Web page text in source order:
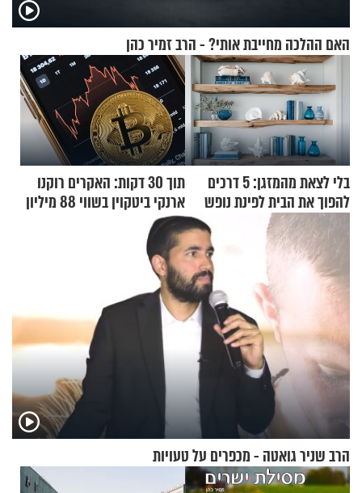
האם ההלכה מחייבת אותי? - הרב זמיר כהן
בלי לצאת מהמזגן: 5 דרכים
להפוך את הבית לפינת נופש
מעוצבת
תוך 30 דקות: האקרים רוקנו
ארנקי ביטקוין בשווי 88 מיליון
דולר
הרב שניר גואטה - מכפרים על טעויות